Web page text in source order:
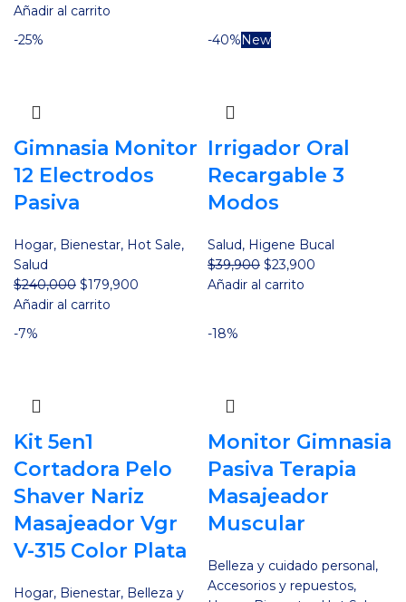
precio
Añadir al carrito
$99,900.
-25%
Gimnasia Monitor
12 Electrodos
Pasiva
Hogar, Bienestar, Hot Sale,
Salud
$240,000 El
precio
$179,900
Añadir al carrito
-40%New
Irrigador Oral
Recargable 3
Modos
Salud, Higene Bucal
$39,900 El
precio
$23,900
Añadir al carrito
-7%
Kit 5en1
Cortadora Pelo
Shaver Nariz
Masajeador Vgr
V-315 Color Plata
Hogar, Bienestar, Belleza y
-18%
Monitor Gimnasia
Pasiva Terapia
Masajeador
Muscular
Belleza y cuidado personal,
Accesorios y repuestos,